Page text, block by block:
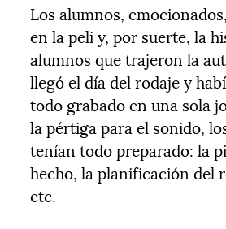
Los alumnos,
en la peli y, por suerte, la
alumnos que trajeron la
llegó el día del rodaje y
todo grabado en una sola
la pértiga para el sonido,
tenían todo preparado: la
hecho, la planificación del
etc.